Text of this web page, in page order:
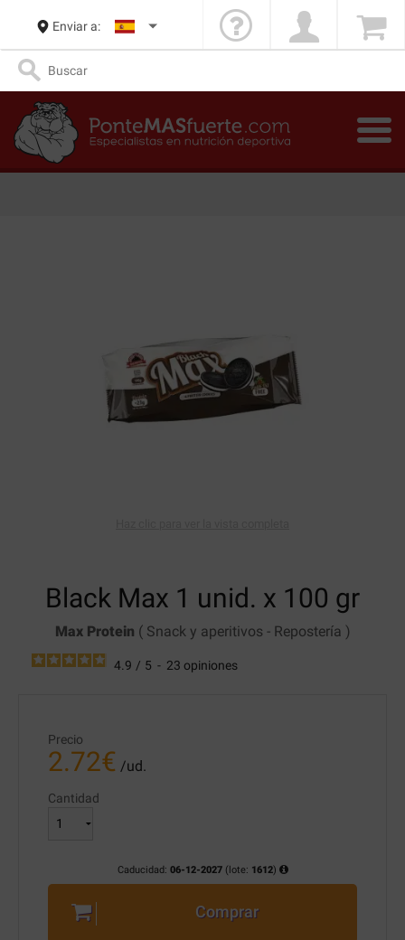
Enviar a:
Black Max 1 unid. x 100 gr
Max Protein ( Snack y aperitivos - Repostería )
4.9 / 5 - 23 opiniones
Precio
2.72€ /ud.
Cantidad
Caducidad: 06-12-2027(lote: 1612)
Comprar